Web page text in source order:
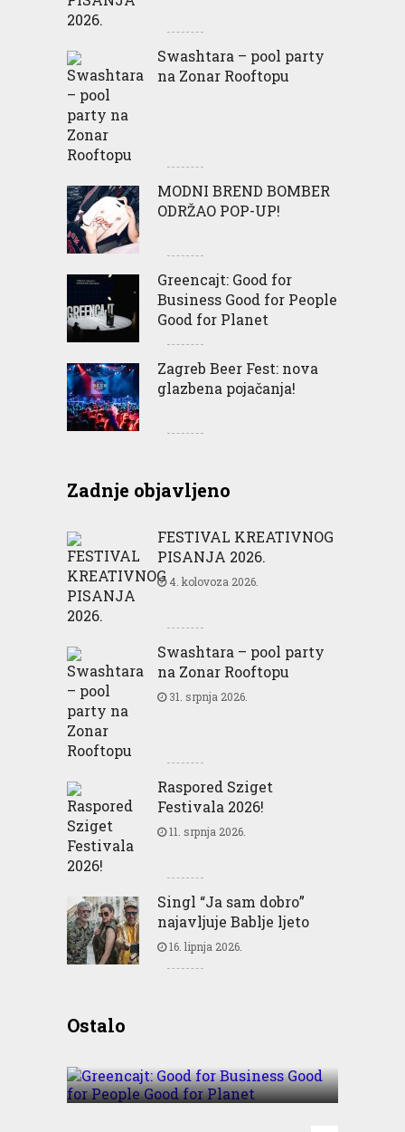
Swashtara – pool party
na Zonar Rooftopu
MODNI BREND BOMBER
ODRŽAO POP-UP!
Greencajt: Good for
Business Good for People
Good for Planet
Zagreb Beer Fest: nova
glazbena pojačanja!
Zadnje objavljeno
FESTIVAL KREATIVNOG
PISANJA 2026.
4. kolovoza 2026.
Swashtara – pool party
na Zonar Rooftopu
31. srpnja 2026.
Raspored Sziget
Festivala 2026!
11. srpnja 2026.
Singl “Ja sam dobro”
najavljuje Bablje ljeto
16. lipnja 2026.
OstaloBusiness Good for People